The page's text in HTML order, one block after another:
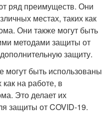
ряд преимуществ. Они
местах, таких как
Они также могут быть
методами защиты от
защиту.
быть использованы
на работе, в
Это делает их
защиты от COVID-19.